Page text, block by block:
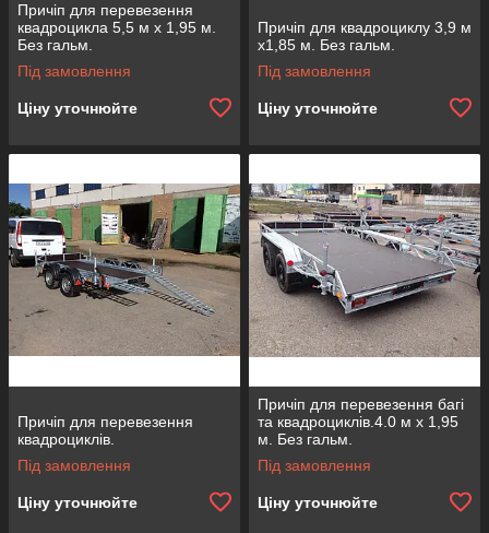
Причіп для перевезення
квадроцикла 5,5 м х 1,95 м.
Без гальм.
Під замовлення
Ціну уточнюйте
Причіп для квадроциклу 3,9 м
х1,85 м. Без гальм.
Під замовлення
Ціну уточнюйте
Причіп для перевезення
квадроциклів.
Під замовлення
Ціну уточнюйте
Причіп для перевезення багі
та квадроциклів.4.0 м х 1,95
м. Без гальм.
Під замовлення
Ціну уточнюйте